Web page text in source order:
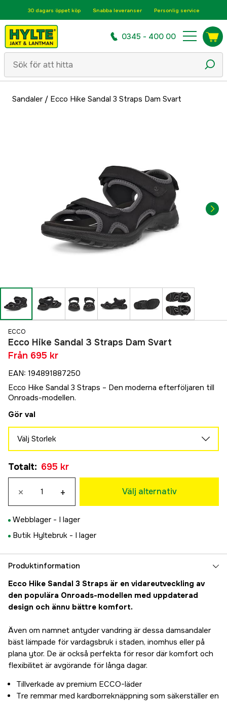
30 dagars öppet köp Snabba leveranser Personlig service
0345 - 400 00
Sandaler/ Ecco Hike Sandal 3 Straps Dam Svart
ECCO
Ecco Hike Sandal 3 Straps Dam Svart
Från 695 kr
EAN: 194891887250
Ecco Hike Sandal 3 Straps – Den moderna efterföljaren till
Onroads-modellen.
Gör val
Välj Storlek
695 kr
37
695 kr
695 kr
Slutsåld
695 kr
695 kr
695 kr
42
695 kr
Tillfälligt slut
Totalt: 695 kr
× + Välj alternativ
Webblager - I lager
Butik Hyltebruk - I lager
Produktinformation
Ecco Hike Sandal 3 Straps är en vidareutveckling av
den populära Onroads-modellen med uppdaterad
design och ännu bättre komfort.
Även om namnet antyder vandring är dessa damsandaler
bäst lämpade för vardagsbruk i staden, inomhus eller på
plana ytor. De är också perfekta för resor där komfort och
flexibilitet är avgörande för långa dagar.
Tillverkade av premium ECCO-läder
Tre remmar med kardborreknäppning som säkerställer en